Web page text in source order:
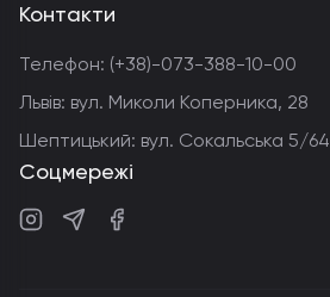
Контакти
Телефон: (+38)-073-388-10-00
Львів: вул. Миколи Коперника, 28
Шептицький: вул. Сокальська 5/64
Соцмережі